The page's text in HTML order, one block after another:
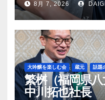
8月 7, 2026
大吟醸を楽しむ会 蔵元 話題
繁桝（福岡県
中川拓也社長